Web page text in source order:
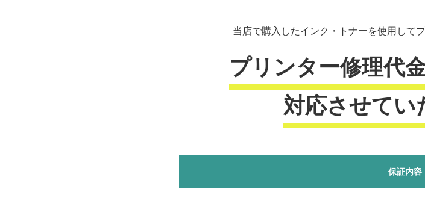
当店で購入したインク・トナーを使用して
プリンター修理代
対応させてい
保証内容